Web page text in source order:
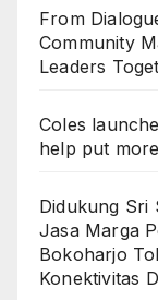
From
Community
Leaders
Coles
help put
Didukung Sri
Jasa Marga
Bokoharjo
Konektivitas